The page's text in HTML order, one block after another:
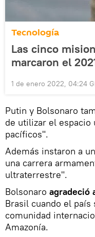
Tecnología
Las cinco
marcaron el
1 de enero 2022, 04:24
Putin y Bolsonaro
de utilizar el
pacíficos".
Además instaron a
una carrera
ultraterrestre".
Bolsonaro agradeció
Brasil cuando el
comunidad
Amazonía.